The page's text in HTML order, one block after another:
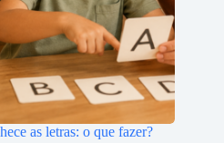
as letras: o que fazer?